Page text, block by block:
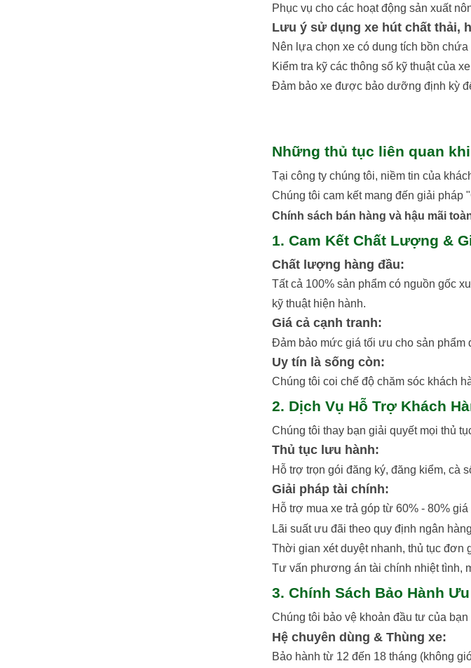
Phục vụ cho các hoạt động sản xuất
Lưu ý sử dụng xe hút chất thải,
Nên lựa chọn xe có dung tích bồn
Kiểm tra kỹ các thông số kỹ thuật của
Đảm bảo xe được bảo dưỡng định kỳ
Những thủ tục liên quan
Tại công ty chúng tôi, niềm tin của
Chúng tôi cam kết mang đến giải pháp
Chính sách bán hàng và hậu mãi
1. Cam Kết Chất Lượng &
Chất lượng hàng đầu:
Tất cả 100% sản phẩm có nguồn gốc
kỹ thuật hiện hành.
Giá cả cạnh tranh:
Đảm bảo mức giá tối ưu cho sản phẩm
Uy tín là sống còn:
Chúng tôi coi chế độ chăm sóc khách
2. Dịch Vụ Hỗ Trợ Khách
Chúng tôi thay bạn giải quyết mọi thủ
Thủ tục lưu hành:
Hỗ trợ trọn gói đăng ký, đăng kiểm, cà
Giải pháp tài chính:
Hỗ trợ mua xe trả góp từ 60% - 80% giá
Lãi suất ưu đãi theo quy định ngân
Thời gian xét duyệt nhanh, thủ tục đơn
Tư vấn phương án tài chính nhiệt tình,
3. Chính Sách Bảo Hành
Chúng tôi bảo vệ khoản đầu tư của
Hệ chuyên dùng & Thùng xe:
Bảo hành từ 12 đến 18 tháng (không